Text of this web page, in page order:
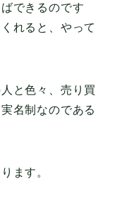
できるのです
れると、やって
と色々、売り買
名制なのである
ます。